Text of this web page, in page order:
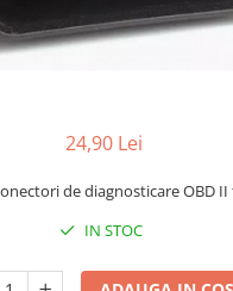
24,90 Lei
de diagnosticare OBD II
IN STOC